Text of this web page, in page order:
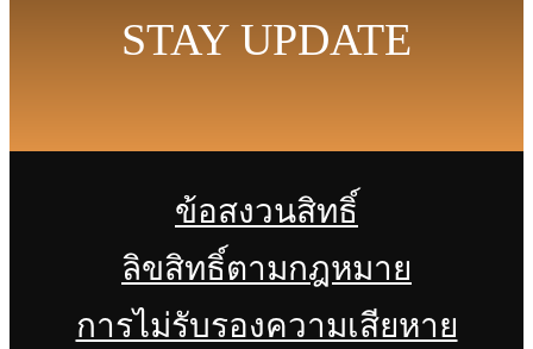
STAY UPDATE
ข้อสงวนสิทธิ์
ลิขสิทธิ์ตามกฎหมาย
การไม่รับรองความเสียหาย